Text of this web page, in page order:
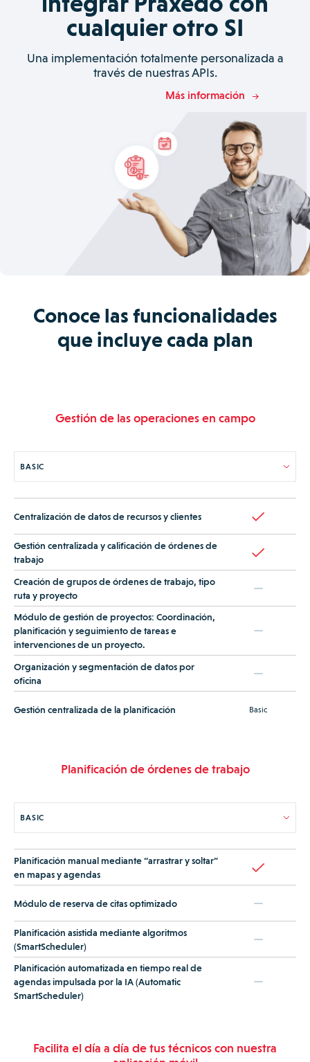
cualquier otro SI
Una implementación totalmente personalizada a
través de nuestras APIs.
Más información
Conoce las funcionalidades
que incluye cada plan
Gestión de las operaciones en campo
Centralización de datos de recursos y clientes
Gestión centralizada y calificación de órdenes de
trabajo
Creación de grupos de órdenes de trabajo, tipo
ruta y proyecto
Módulo de gestión de proyectos: Coordinación,
planificación y seguimiento de tareas e
intervenciones de un proyecto.
Organización y segmentación de datos por
oficina
Gestión centralizada de la planificación Basic
Planificación de órdenes de trabajo
Planificación manual mediante “arrastrar y soltar”
en mapas y agendas
Módulo de reserva de citas optimizado
Planificación asistida mediante algoritmos
(SmartScheduler)
Planificación automatizada en tiempo real de
agendas impulsada por la IA (Automatic
SmartScheduler)
Facilita el día a día de tus técnicos con nuestra